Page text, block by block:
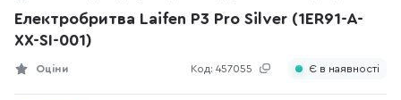
Електробритва Laifen P3 Pro Silver (1ER91-A-
XX-SI-001)
Код: 457055
Оціни Є в наявності